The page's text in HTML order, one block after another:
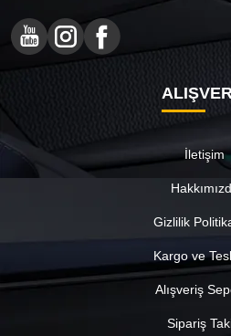
İletişim
Gizlilik
Kargo ve
Alışveriş
Sipariş